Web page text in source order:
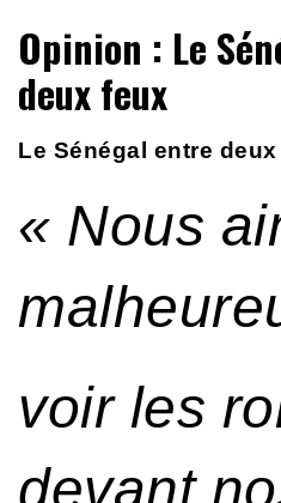
Opinion : Le
deux feux
Le Sénégal entre
« Nous
voir les
devant